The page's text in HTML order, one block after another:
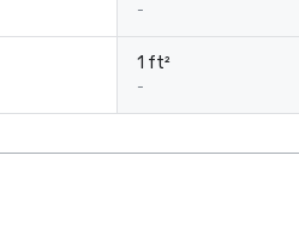
-
1 ft²
-